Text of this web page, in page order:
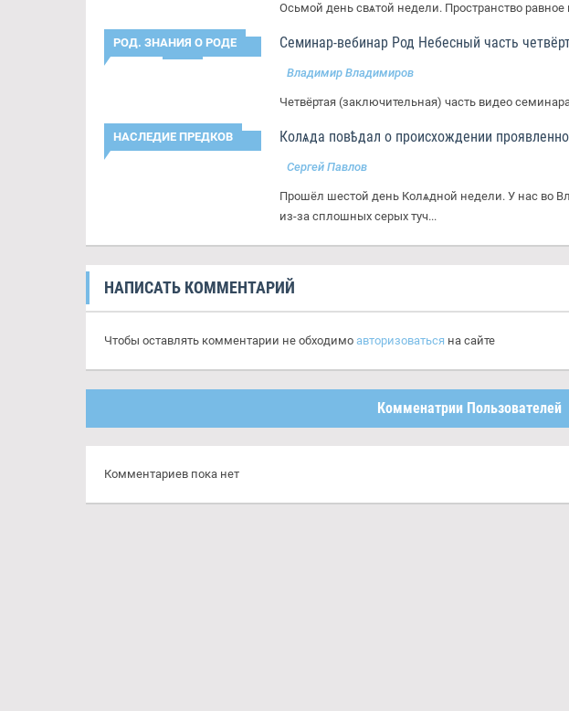
Осьмой день свѧтой недели. Пространство равное
РОД. ЗНАНИЯ О РОДЕ Семинар-вебинар Род Небесный часть
Владимир Владимиров
Четвёртая (заключительная) часть видео
НАСЛЕДИЕ ПРЕДКОВ Колѧда повѣдал о происхождении
Сергей Павлов
Прошёл шестой день Колѧдной недели. У нас во
из-за сплошных серых туч...
НАПИСАТЬ КОММЕНТАРИЙ
Чтобы оставлять комментарии не обходимоавторизоваться на сайте
Комменатрии Пользователей
Комментариев пока нет